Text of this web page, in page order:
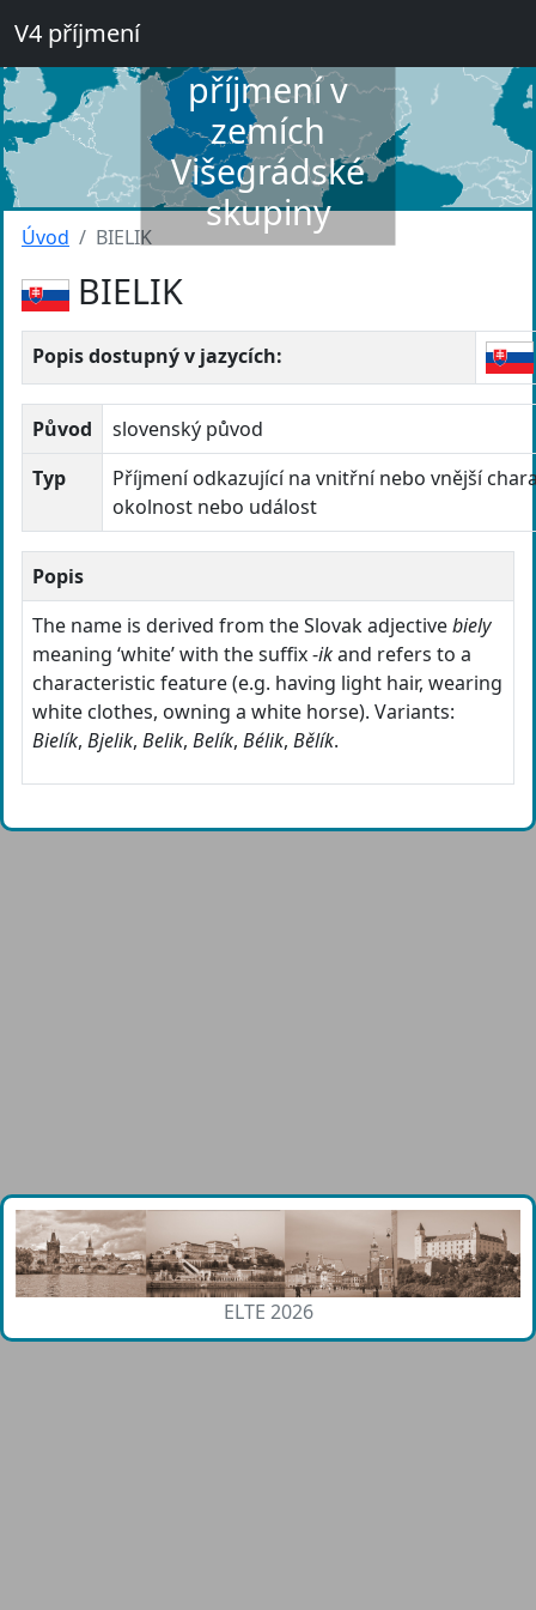
V4 příjmení
příjmení v
zemích
Višegrádské
skupiny
Úvod BIELIK
BIELIK
Popis dostupný v jazycích:
Původ
slovenský původ
Typ
Příjmení odkazující na vnitřní nebo vnější
okolnost nebo událost
Popis
The name is derived from the Slovak adjectivebiely
meaning ‘white’ with the suffix -ikand refers to a
characteristic feature (e.g. having light hair, wearing
white clothes, owning a white horse). Variants:
Bielík, Bjelik, Belik, Belík, Bélik, Bělík.
ELTE 2026